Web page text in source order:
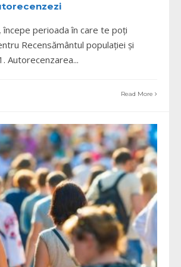
începe perioada în care te poți
Recensământul populației și
Autorecenzarea...
Read More